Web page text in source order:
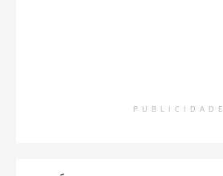
PUBLICIDADE